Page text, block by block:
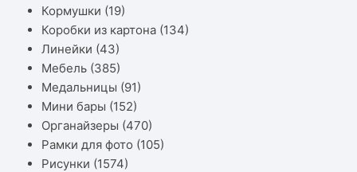
Кормушки (19)
Коробки из картона (134)
Линейки (43)
Мебель (385)
Медальницы (91)
Мини бары (152)
Органайзеры (470)
Рамки для фото (105)
Рисунки (1574)